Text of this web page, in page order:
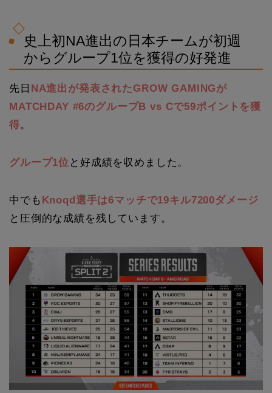
史上初NA進出の日本チームが初週
からグループ1位を獲得の好発進
先日 NA進出が発表されたGROW GAMINGが
MATCHDAY #6のグループB vs Cで59ポイントを獲
得。
グループ1位 と好成績を収めました。
中でも Knoqd選手は6マッチで19キル7200ダメージ
と圧倒的な成績を残しています。